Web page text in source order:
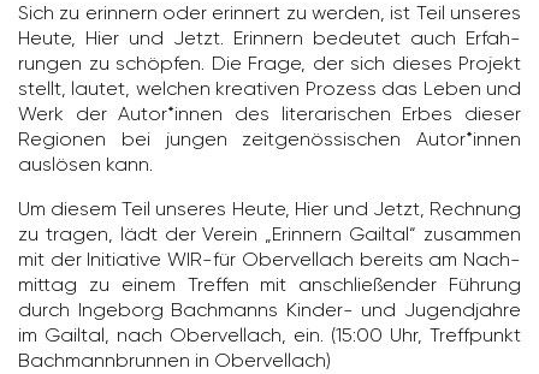
Sich zu erin­nern oder erin­nert zu werden, ist Teil unseres
Heute, Hier und Jetzt. Erin­nern bedeutet auch Erfah­
rungen zu schöpfen. Die Frage, der sich dieses Projekt
stellt, lautet, welchen krea­tiven Prozess das Leben und
Werk der Autor*innen des lite­ra­ri­schen Erbes dieser
Regionen bei jungen zeit­ge­nös­si­schen Autor*innen
auslösen kann.
Um diesem Teil unseres Heute, Hier und Jetzt, Rech­nung
zu tragen, lädt der Verein „Erin­nern Gailtal“ zusammen
mit der Initia­tive WIR-für Ober­vel­lach bereits am Nach­
mittag zu einem Treffen mit anschlie­ßender Führung
durch Inge­borg Bach­manns Kinder- und Jugend­jahre
im Gailtal, nach Ober­vel­lach, ein. (15:00 Uhr, Treff­punkt
Bach­mann­brunnen in Ober­vel­lach)